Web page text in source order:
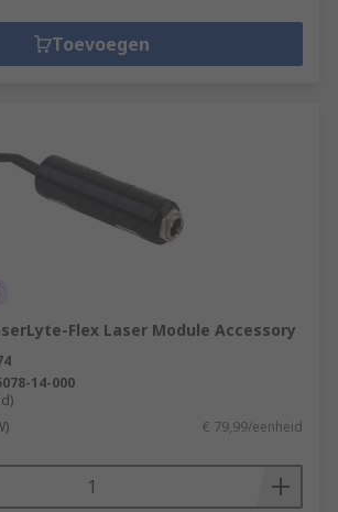
Toevoegen
Flex Laser Module Accessory
14-000
€ 79,99/eenheid